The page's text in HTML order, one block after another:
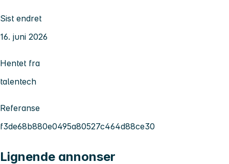
Sist endret
16. juni 2026
Hentet fra
talentech
Referanse
f3de68b880e0495a80527c464d88ce30
Lignende annonser